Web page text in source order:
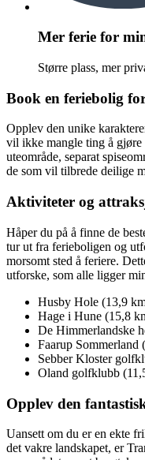
Mer ferie for
Større plass, mer
Book en feriebolig
Opplev den unike
vil ikke mangle ting å
uteområde, separat
de som vil tilbrede deilige
Aktiviteter og
Håper du på å finne de
tur ut fra ferieboligen og
morsomt sted å feriere.
utforske, som alle ligger
Husby Hole (13,9
Hage i Hune (15,8
De Himmerlandske
Faarup Sommerland
Sebber Kloster
Oland golfklubb
Opplev den
Uansett om du er en ekte
det vakre landskapet, er